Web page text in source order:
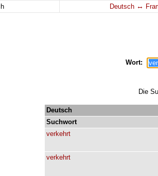
Deutsch ↔
Wort:
Die
Deutsch
Suchwort
verkehrt
verkehrt